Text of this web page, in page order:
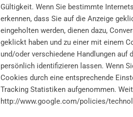
Gültigkeit. Wenn Sie bestimmte
erkennen, dass Sie auf die Anzeige
eingeholten werden, dienen dazu,
geklickt haben und zu einer mit einem
und/oder verschiedene Handlungen auf
persönlich identifizieren lassen. Wenn
Cookies durch eine entsprechende
Tracking Statistiken aufgenommen.
http://www.google.com/policies/